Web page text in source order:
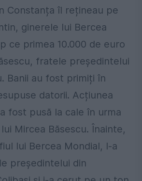
Constanța îl rețineau pe
ginerele lui Bercea
ce primea 10.000 de euro
fratele președintelui
Banii au fost primiți în
datorii. Acțiunea
fost pusă la cale în urma
Mircea Băsescu. Înainte,
lui Bercea Mondial, l-a
președintelui din